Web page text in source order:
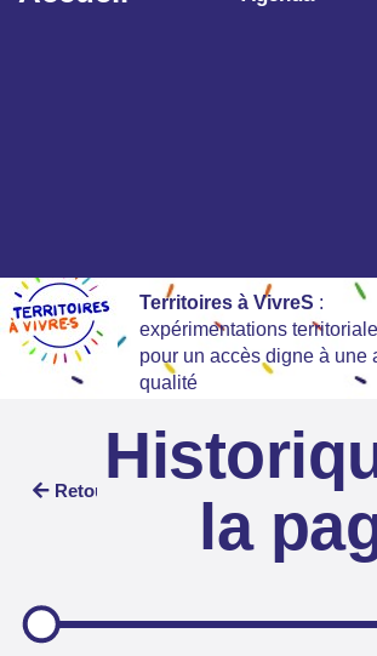
Territoires à VivreS :
expérimentations
pour un accès digne à une
qualité
Retour
la